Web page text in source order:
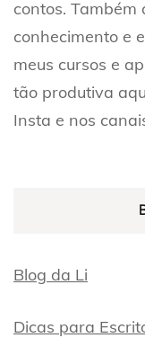
contos.
conhecimento e
meus cursos e
tão produtiva
Insta e nos
Blog da Li
Dicas para